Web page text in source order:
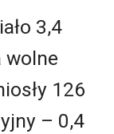
3,4
wolne
126
– 0,4